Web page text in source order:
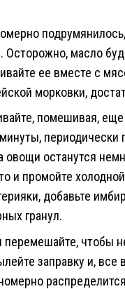
подрумянилось,
масло
ее вместе с
морковки,
помешивая,
овощи останутся
и промойте
добавьте
гранул.
чтобы
заправку и,